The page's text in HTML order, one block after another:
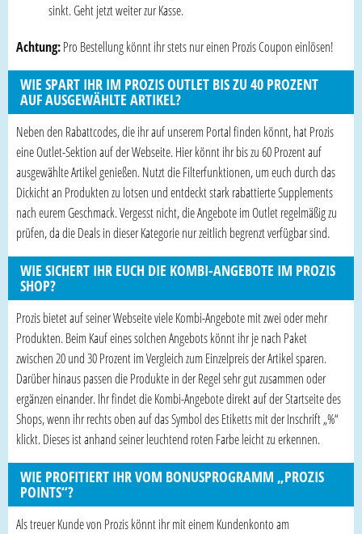
sinkt. Geht jetzt weiter zur Kasse.
Achtung:Pro Bestellung könnt ihr stets nur einen Prozis Coupon einlösen!
WIE SPART IHR IM PROZIS OUTLET BIS ZU 40 PROZENT
AUF AUSGEWÄHLTE ARTIKEL?
Neben den Rabattcodes, die ihr auf unserem Portal finden könnt, hat Prozis
eine Outlet-Sektion auf der Webseite. Hier könnt ihr bis zu 60 Prozent auf
ausgewählte Artikel genießen. Nutzt die Filterfunktionen, um euch durch das
Dickicht an Produkten zu lotsen und entdeckt stark rabattierte Supplements
nach eurem Geschmack. Vergesst nicht, die Angebote im Outlet regelmäßig zu
prüfen, da die Deals in dieser Kategorie nur zeitlich begrenzt verfügbar sind.
WIE SICHERT IHR EUCH DIE KOMBI-ANGEBOTE IM PROZIS
SHOP?
Prozis bietet auf seiner Webseite viele Kombi-Angebote mit zwei oder mehr
Produkten. Beim Kauf eines solchen Angebots könnt ihr je nach Paket
zwischen 20 und 30 Prozent im Vergleich zum Einzelpreis der Artikel sparen.
Darüber hinaus passen die Produkte in der Regel sehr gut zusammen oder
ergänzen einander. Ihr findet die Kombi-Angebote direkt auf der Startseite des
Shops, wenn ihr rechts oben auf das Symbol des Etiketts mit der Inschrift „%“
klickt. Dieses ist anhand seiner leuchtend roten Farbe leicht zu erkennen.
WIE PROFITIERT IHR VOM BONUSPROGRAMM „PROZIS
POINTS“?
Als treuer Kunde von Prozis könnt ihr mit einem Kundenkonto am